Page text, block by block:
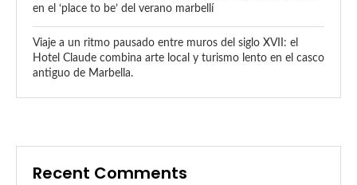
en el ‘place to be’ del verano marbellí
Viaje a un ritmo pausado entre muros del siglo XVII: el
Hotel Claude combina arte local y turismo lento en el casco
antiguo de Marbella.
Recent Comments